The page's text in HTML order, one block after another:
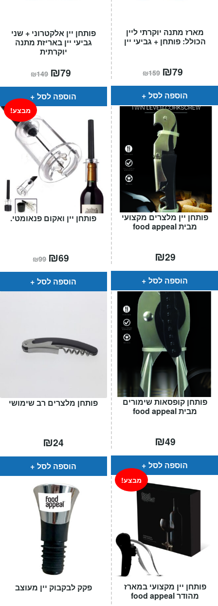
פותחן יין אלקטרוני + שני
גביעי יין באריזת מתנה
יוקרתית
₪149 המחיר
המקורי
היה:
₪149.
₪79
הוא:
הוספה לסל
מארז מתנה יוקרתי ליין
הכולל: פותחן + גביעי יין
₪159 המחיר
המקורי
היה:
₪159.
₪79
הוא:
הוספה לסל
פותחן יין ואקום פנאומטי.
מבצע!
₪99 המחיר
המקורי
היה:
₪99.
₪69
הוא:
הוספה לסל
פותחן יין מלצרים מקצועי
מבית food appeal
₪29
הוספה לסל
פותחן מלצרים רב שימושי
₪24
הוספה לסל
פותחן קופסאות שימורים
מבית food appeal
₪49
הוספה לסל
פקק לבקבוק יין מעוצב
פותחן יין מקצועי במארז
מהודר food appeal
מבצע!